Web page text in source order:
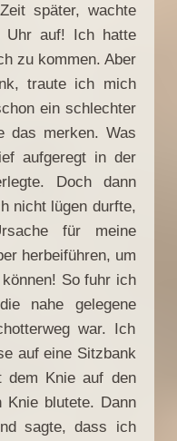
später, wachte
Uhr auf! Ich hatte
zu kommen. Aber
traute ich mich
ein schlechter
das merken. Was
aufgeregt in der
Doch dann
nicht lügen durfte,
für meine
herbeiführen, um
So fuhr ich
nahe gelegene
war. Ich
auf eine Sitzbank
dem Knie auf den
Knie blutete. Dann
sagte, dass ich